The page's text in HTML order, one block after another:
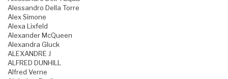
Alessandro Della Torre
Alex Simone
Alexa Lixfeld
Alexander McQueen
Alexandra Gluck
ALEXANDRE J
ALFRED DUNHILL
Alfred Verne